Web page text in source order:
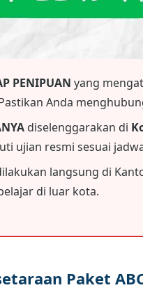
PENIPUAN yang
Anda
diselenggarakan di
ujian resmi sesuai
langsung di
di luar kota.
Paket